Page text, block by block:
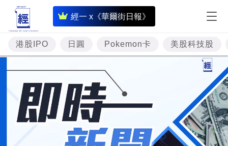
經一 x《華爾街日報》
即
時
財
經
專
題
投
資
樓
港股IPO 日圓 Pokemon卡 美股科技股